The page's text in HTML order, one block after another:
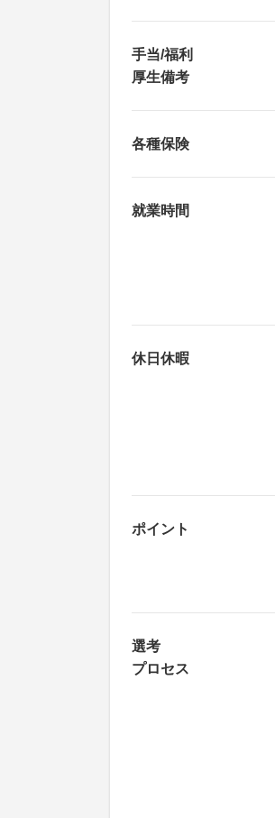
手当/福利
厚生備考
各種保険
就業時間
休日休暇
ポイント
選考
プロセス